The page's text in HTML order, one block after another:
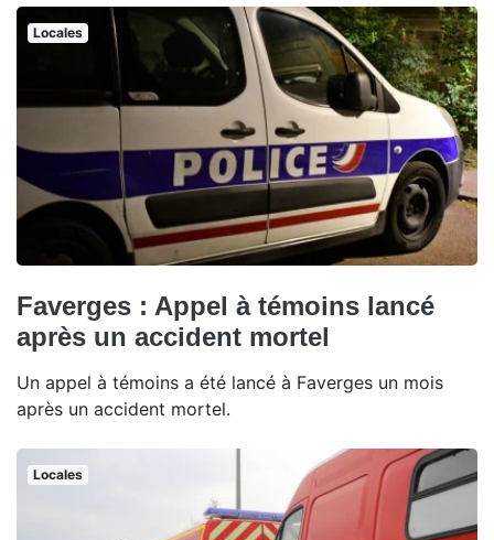
Locales
Faverges : Appel à témoins lancé
après un accident mortel
Un appel à témoins a été lancé à Faverges un mois
après un accident mortel.
Locales